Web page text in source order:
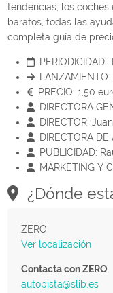
tendencias, los
baratos, todas las
completa guía de
PERIODICIDAD:
LANZAMIENTO:
PRECIO: 1,50
DIRECTORA
DIRECTOR:
DIRECTORA DE
PUBLICIDAD:
MARKETING Y
¿Dónde
ZERO
Ver localización
Contacta con ZERO
autopista@slib.es